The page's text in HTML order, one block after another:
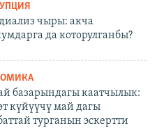
чыры: акча
да которулганбы?
базарындагы каатчылык:
күйүүчү май дагы
турганын эскертти